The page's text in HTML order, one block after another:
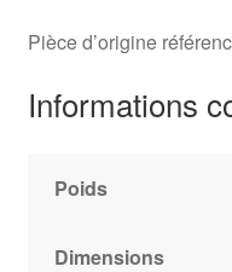
Pièce d’origine
Informations
Poids
Dimensions